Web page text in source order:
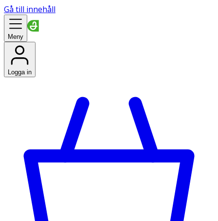
Gå till innehåll
Meny
Logga in